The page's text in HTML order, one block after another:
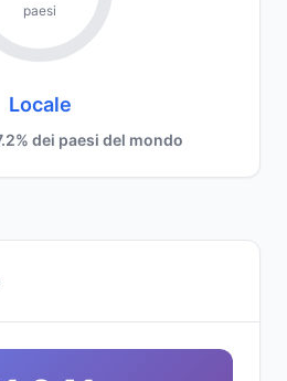
paesi
Locale
dei paesi del mondo